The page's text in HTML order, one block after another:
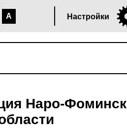
A Настройки
Наро-